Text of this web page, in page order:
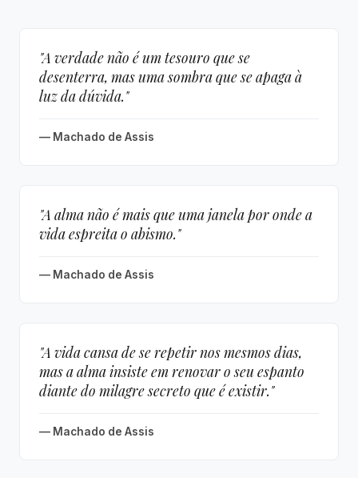
"A verdade não é um tesouro que se
desenterra, mas uma sombra que se apaga à
luz da dúvida."
— Machado de Assis
"A alma não é mais que uma janela por onde a
vida espreita o abismo."
— Machado de Assis
"A vida cansa de se repetir nos mesmos dias,
mas a alma insiste em renovar o seu espanto
diante do milagre secreto que é existir."
— Machado de Assis